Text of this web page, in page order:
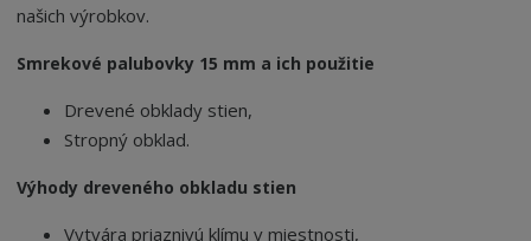
našich výrobkov.
Smrekové palubovky 15 mm a ich použitie
Drevené obklady stien,
Stropný obklad.
Výhody dreveného obkladu stien
Vytvára priaznivú klímu v miestnosti,